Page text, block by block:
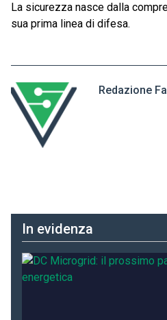
La sicurezza nasce dalla
sua prima linea di difesa.
Redazione
In evidenza